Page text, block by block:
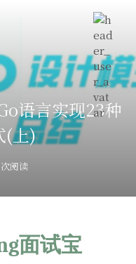
语言实现23种
(上)
阅读
面试宝